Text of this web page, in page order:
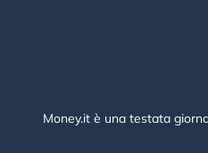
Money.it è una testata